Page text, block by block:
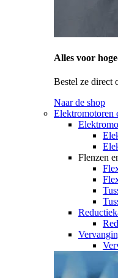
Alles voor
Bestel ze direct
Naar de shop
Elektromotoren
Flenzen